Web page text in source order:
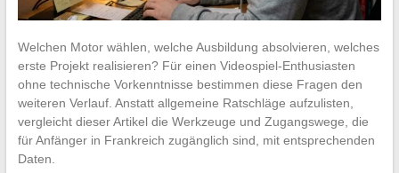
Welchen Motor wählen, welche Ausbildung absolvieren, welches
erste Projekt realisieren? Für einen Videospiel-Enthusiasten
ohne technische Vorkenntnisse bestimmen diese Fragen den
weiteren Verlauf. Anstatt allgemeine Ratschläge aufzulisten,
vergleicht dieser Artikel die Werkzeuge und Zugangswege, die
für Anfänger in Frankreich zugänglich sind, mit entsprechenden
Daten.